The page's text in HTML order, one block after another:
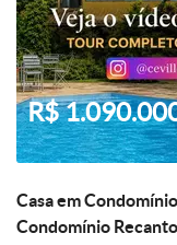
R$
Casa em
Condomínio